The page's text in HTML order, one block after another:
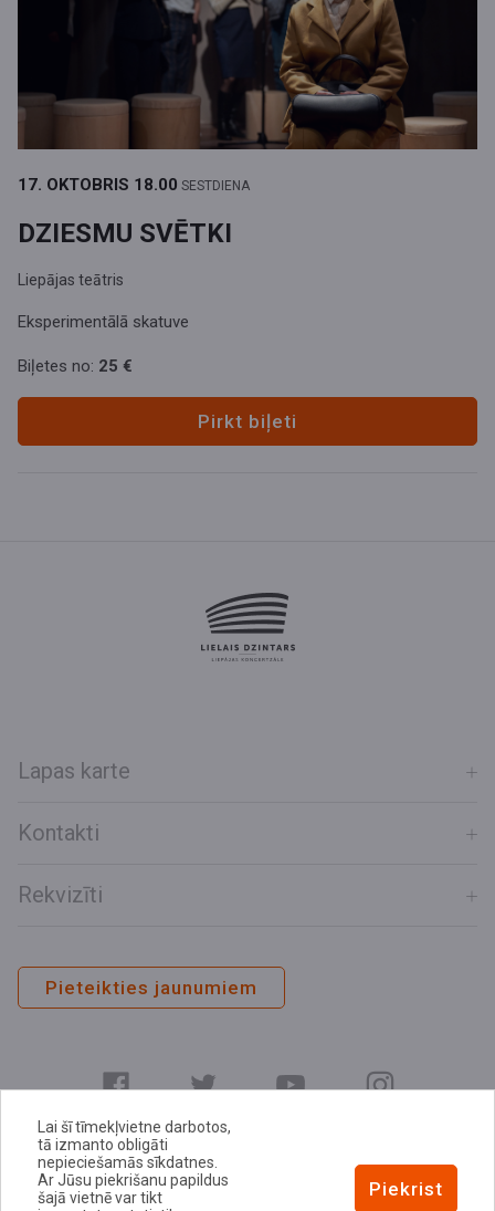
17. OKTOBRIS 18.00 SESTDIENA
DZIESMU SVĒTKI
Liepājas teātris
Eksperimentālā skatuve
Biļetes no: 25 €
Pirkt biļeti
Lapas karte
Kontakti
Rekvizīti
Pieteikties jaunumiem
E-adrese
Lai šī tīmekļvietne darbotos,
tā izmanto obligāti
nepieciešamās sīkdatnes.
Ar Jūsu piekrišanu papildus
šajā vietnē var tikt
Piekrist